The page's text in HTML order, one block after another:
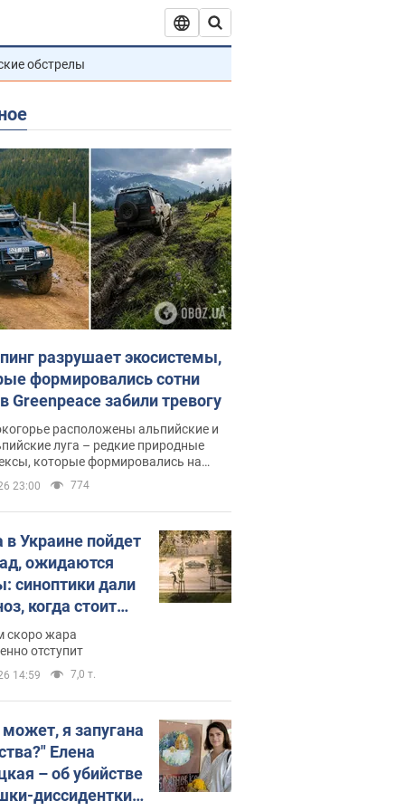
обстрелы
разрушает экосистемы,
формировались сотни
Greenpeace забили тревогу
расположены альпийские и
луга – редкие природные
которые формировались на
сотен лет
23:00 774
Украине пойдет
ожидаются
синоптики дали
когда стоит
изменения
скоро жара
отступит
14:59 7,0 т.
я запугана
Елена
– об убийстве
диссидентки